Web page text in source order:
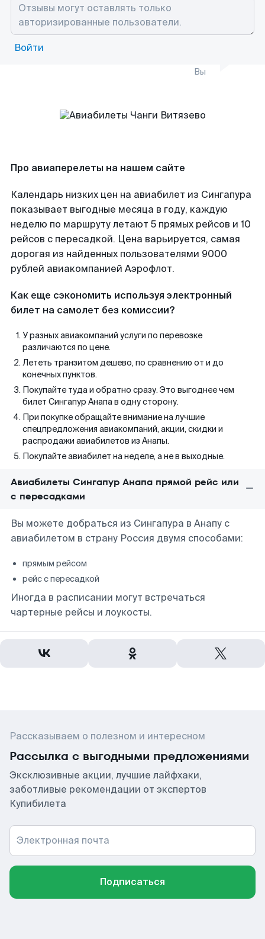
Войти
Вы
Про авиаперелеты на нашем сайте
Календарь низких цен на авиабилет из Сингапура
показывает выгодные месяца в году, каждую
неделю по маршруту летают 5 прямых рейсов и 10
рейсов с пересадкой. Цена варьируется, самая
дорогая из найденных пользователями 9000
рублей авиакомпанией Аэрофлот.
Как еще сэкономить используя электронный
билет на самолет без комиссии?
У разных авиакомпаний услуги по перевозке
различаются по цене.
Лететь транзитом дешево, по сравнению от и до
конечных пунктов.
Покупайте туда и обратно сразу. Это выгоднее чем
билет Сингапур Анапа в одну сторону.
При покупке обращайте внимание на лучшие
спецпредложения авиакомпаний, акции, скидки и
распродажи авиабилетов из Анапы.
Покупайте авиабилет на неделе, а не в выходные.
Авиабилеты Сингапур Анапа прямой рейс или
с пересадками
Вы можете добраться из Сингапура в Анапу с
авиабилетом в страну Россия двумя способами:
прямым рейсом
рейс с пересадкой
Иногда в расписании могут встречаться
чартерные рейсы и лоукосты.
Рассказываем о полезном и интересном
Рассылка с выгодными предложениями
Эксклюзивные акции, лучшие лайфхаки,
заботливые рекомендации от экспертов
Купибилета
Электронная почта
Подписаться